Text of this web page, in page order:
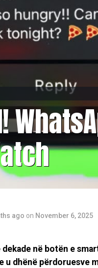
ago on November 6, 2025
dekade në botën e
u dhënë përdoruesve